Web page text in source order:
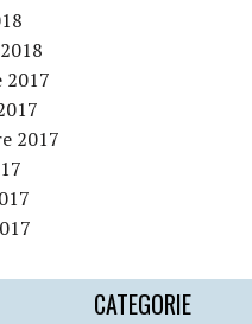
2017
2017
CATEGORIE